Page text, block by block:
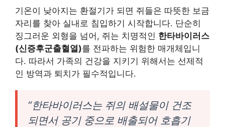
기온이 낮아지는 환절기가 되면 쥐들은 따뜻한 보금
자리를 찾아 실내로 침입하기 시작합니다. 단순히
징그러운 외형을 넘어, 쥐는 치명적인 한타바이러스
(신증후군출혈열)를 전파하는 위험한 매개체입니
다. 따라서 가족의 건강을 지키기 위해서는 선제적
인 방역과 퇴치가 필수적입니다.
“한타바이러스는 쥐의 배설물이 건조
되면서 공기 중으로 배출되어 호흡기